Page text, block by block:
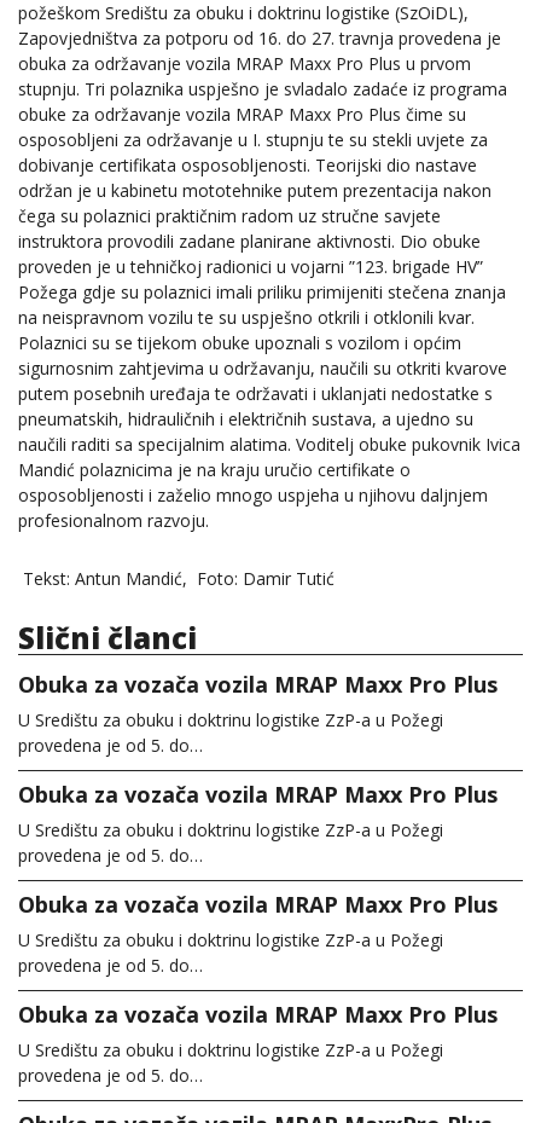
požeškom Središtu za obuku i doktrinu logistike (SzOiDL),
Zapovjedništva za potporu od 16. do 27. travnja provedena je
obuka za održavanje vozila MRAP Maxx Pro Plus u prvom
stupnju. Tri polaznika uspješno je svladalo zadaće iz programa
obuke za održavanje vozila MRAP Maxx Pro Plus čime su
osposobljeni za održavanje u I. stupnju te su stekli uvjete za
dobivanje certifikata osposobljenosti. Teorijski dio nastave
održan je u kabinetu mototehnike putem prezentacija nakon
čega su polaznici praktičnim radom uz stručne savjete
instruktora provodili zadane planirane aktivnosti. Dio obuke
proveden je u tehničkoj radionici u vojarni ”123. brigade HV”
Požega gdje su polaznici imali priliku primijeniti stečena znanja
na neispravnom vozilu te su uspješno otkrili i otklonili kvar.
Polaznici su se tijekom obuke upoznali s vozilom i općim
sigurnosnim zahtjevima u održavanju, naučili su otkriti kvarove
putem posebnih uređaja te održavati i uklanjati nedostatke s
pneumatskih, hidrauličnih i električnih sustava, a ujedno su
naučili raditi sa specijalnim alatima. Voditelj obuke pukovnik Ivica
Mandić polaznicima je na kraju uručio certifikate o
osposobljenosti i zaželio mnogo uspjeha u njihovu daljnjem
profesionalnom razvoju.
Tekst: Antun Mandić, Foto: Damir Tutić
Slični članci
Obuka za vozača vozila MRAP Maxx Pro Plus
U Središtu za obuku i doktrinu logistike ZzP-a u Požegi
provedena je od 5. do…
Obuka za vozača vozila MRAP Maxx Pro Plus
U Središtu za obuku i doktrinu logistike ZzP-a u Požegi
provedena je od 5. do…
Obuka za vozača vozila MRAP Maxx Pro Plus
U Središtu za obuku i doktrinu logistike ZzP-a u Požegi
provedena je od 5. do…
Obuka za vozača vozila MRAP Maxx Pro Plus
U Središtu za obuku i doktrinu logistike ZzP-a u Požegi
provedena je od 5. do…